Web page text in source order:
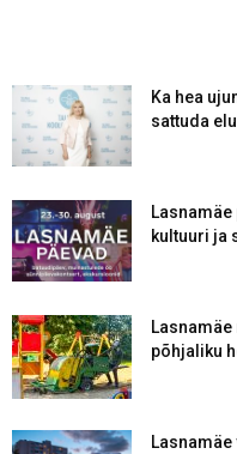
Ka hea
sattuda
kultuuri ja
põhjaliku